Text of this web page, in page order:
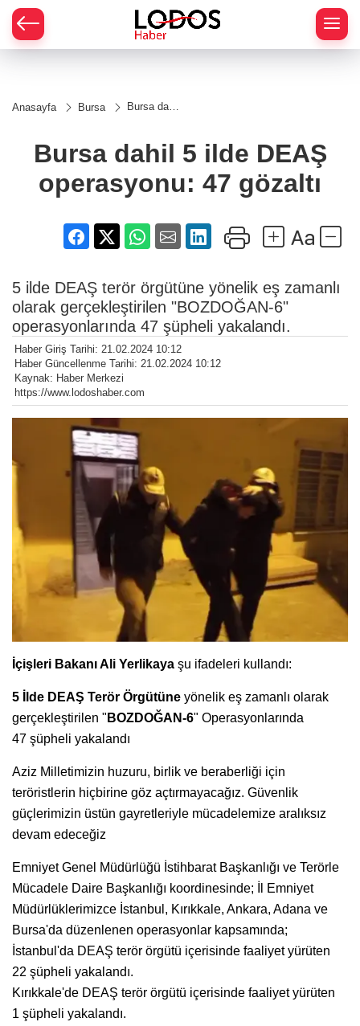
Anasayfa Bursa
Bursa dahil
47 gözaltı
Bursa dahil 5 ilde DEAŞ
operasyonu: 47 gözaltı
5 ilde DEAŞ terör örgütüne yönelik eş zamanlı
olarak gerçekleştirilen "BOZDOĞAN-6"
operasyonlarında 47 şüpheli yakalandı.
Haber Giriş Tarihi: 21.02.2024 10:12
Haber Güncellenme Tarihi: 21.02.2024 10:12
Kaynak: Haber Merkezi
https://www.lodoshaber.com
İçişleri Bakanı Ali Yerlikaya şu ifadeleri kullandı:
5 İlde DEAŞ Terör Örgütüne yönelik eş zamanlı olarak
gerçekleştirilen " BOZDOĞAN-6" Operasyonlarında
47 şüpheli yakalandı
Aziz Milletimizin huzuru, birlik ve beraberliği için
teröristlerin hiçbirine göz açtırmayacağız. Güvenlik
güçlerimizin üstün gayretleriyle mücadelemize aralıksız
devam edeceğiz
Emniyet Genel Müdürlüğü İstihbarat Başkanlığı ve Terörle
Mücadele Daire Başkanlığı koordinesinde; İl Emniyet
Müdürlüklerimizce İstanbul, Kırıkkale, Ankara, Adana ve
Bursa'da düzenlenen operasyonlar kapsamında;
İstanbul'da DEAŞ terör örgütü içerisinde faaliyet yürüten
22 şüpheli yakalandı.
Kırıkkale'de DEAŞ terör örgütü içerisinde faaliyet yürüten
1 şüpheli yakalandı.